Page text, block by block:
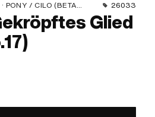
ZÜNDAPP BELMONDO · TOMOS · BYE BIKE 26033
Glied